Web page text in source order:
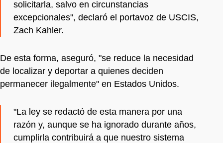
solicitarla, salvo en circunstancias
excepcionales", declaró el portavoz de USCIS,
Zach Kahler.
De esta forma, aseguró, "se reduce la necesidad
de localizar y deportar a quienes deciden
permanecer ilegalmente" en Estados Unidos.
"La ley se redactó de esta manera por una
razón y, aunque se ha ignorado durante años,
cumplirla contribuirá a que nuestro sistema